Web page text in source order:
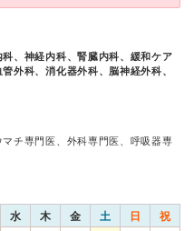
、神経内科、腎臓内科、緩和ケア
外科、消化器外科、脳神経外科、
チ専門医、外科専門医、呼吸器専
水 木 金 土 日 祝